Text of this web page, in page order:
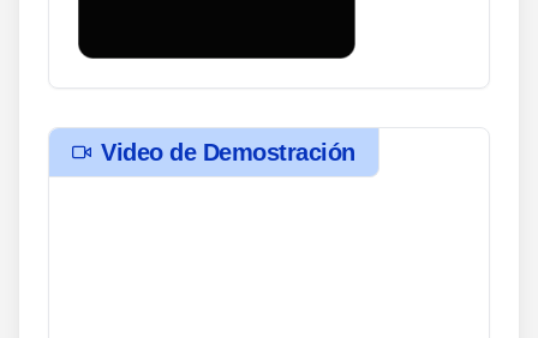
Video de Demostración